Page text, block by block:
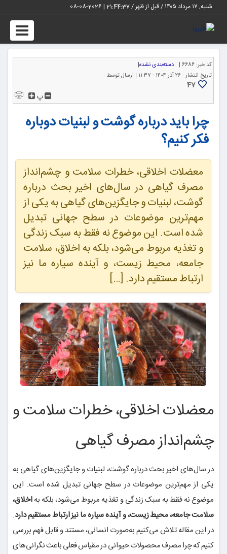
شنبه, ۱۷ مرداد ۱۴۰۵ / قبل از ظهر / 21:44:38
|
2026-08-08
کد خبر: 6686 | دسته‌بندی نشده|
تاریخ انتشار : ۲۶ آذر ۱۴۰۴ - ۱۱:۳۷ | ارسال توسط :
47
پ
چرا باید درباره گوشت و لبنیات دوباره
فکر کنیم؟
معضلات اخلاقی، خطرات سلامت و چشم‌انداز
مصرف گیاهی در سال‌های اخیر بحث درباره
گوشت، لبنیات و جایگزین‌های گیاهی به یکی از
مهم‌ترین موضوعات در سطح جهانی تبدیل
شده است. این موضوع نه فقط به سبک زندگی
و تغذیه مربوط می‌شود، بلکه به اخلاق، سلامت
جامعه، محیط زیست، و آینده سیاره ما نیز
ارتباط مستقیم دارد. […]
معضلات اخلاقی، خطرات سلامت و
چشم‌انداز مصرف گیاهی
در سال‌های اخیر بحث درباره گوشت، لبنیات و جایگزین‌های گیاهی به
یکی از مهم‌ترین موضوعات در سطح جهانی تبدیل شده است. این
موضوع نه فقط به سبک زندگی و تغذیه مربوط می‌شود، بلکه بهاخلاق،
سلامت جامعه، محیط زیست، و آینده سیاره ما نیز ارتباط مستقیم دارد.
در این مقاله تلاش می‌کنیم به‌صورت انسانی، مستند و قابل فهم بررسی
کنیم که چرا مصرف محصولات حیوانی در مقیاس فعلی باعث نگرانی‌های